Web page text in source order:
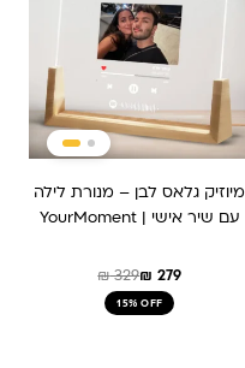
מיוזיק גלאס לבן – מנורת לילה
עם שיר אישי | YourMoment
₪329₪ 279
15% OFF